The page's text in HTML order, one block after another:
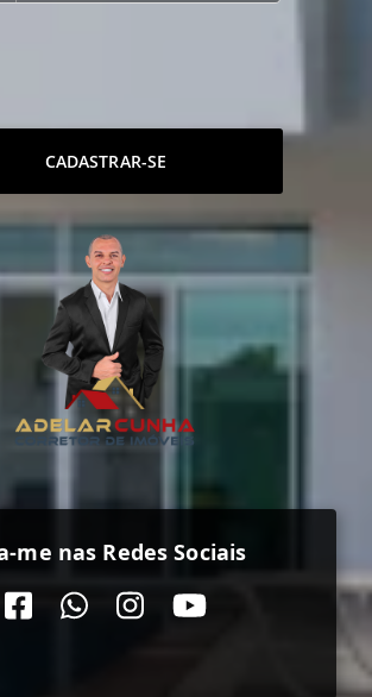
CADASTRAR-SE
me nas Redes Sociais